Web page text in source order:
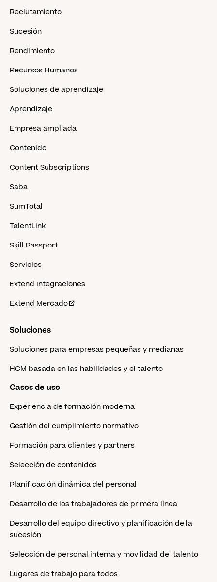
Reclutamiento
Sucesión
Rendimiento
Recursos Humanos
Soluciones de aprendizaje
Aprendizaje
Empresa ampliada
Contenido
Content Subscriptions
Saba
SumTotal
TalentLink
Skill Passport
Servicios
Extend Integraciones
Extend Mercado
Soluciones
Soluciones para empresas pequeñas y medianas
HCM basada en las habilidades y el talento
Casos de uso
Experiencia de formación moderna
Gestión del cumplimiento normativo
Formación para clientes y partners
Selección de contenidos
Planificación dinámica del personal
Desarrollo de los trabajadores de primera línea
Desarrollo del equipo directivo y planificación de la
sucesión
Selección de personal interna y movilidad del talento
Lugares de trabajo para todos